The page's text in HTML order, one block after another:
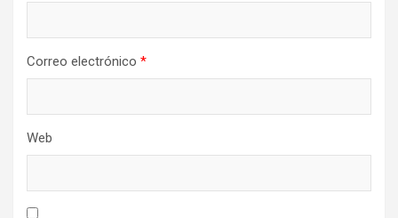
Correo electrónico *
Web